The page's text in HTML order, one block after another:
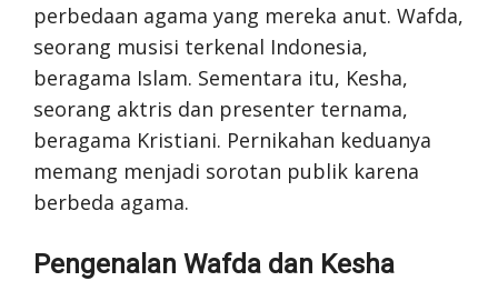
perbedaan agama yang mereka anut. Wafda,
seorang musisi terkenal Indonesia,
beragama Islam. Sementara itu, Kesha,
seorang aktris dan presenter ternama,
beragama Kristiani. Pernikahan keduanya
memang menjadi sorotan publik karena
berbeda agama.
Pengenalan Wafda dan Kesha